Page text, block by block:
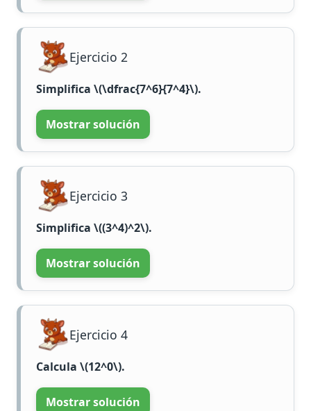
Ejercicio 2
Simplifica \(\dfrac{7^6}{7^4}\).
Mostrar solución
Ejercicio 3
Simplifica \((3^4)^2\).
Mostrar solución
Ejercicio 4
Calcula \(12^0\).
Mostrar solución